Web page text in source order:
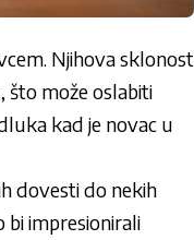
Njihova sklonost
što može oslabiti
kad je novac u
dovesti do nekih
bi impresionirali